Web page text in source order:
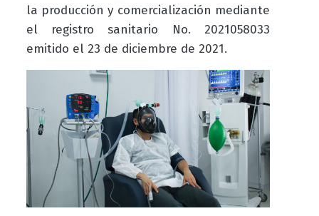
la producción y comercialización mediante
el registro sanitario No. 2021058033
emitido el 23 de diciembre de 2021.